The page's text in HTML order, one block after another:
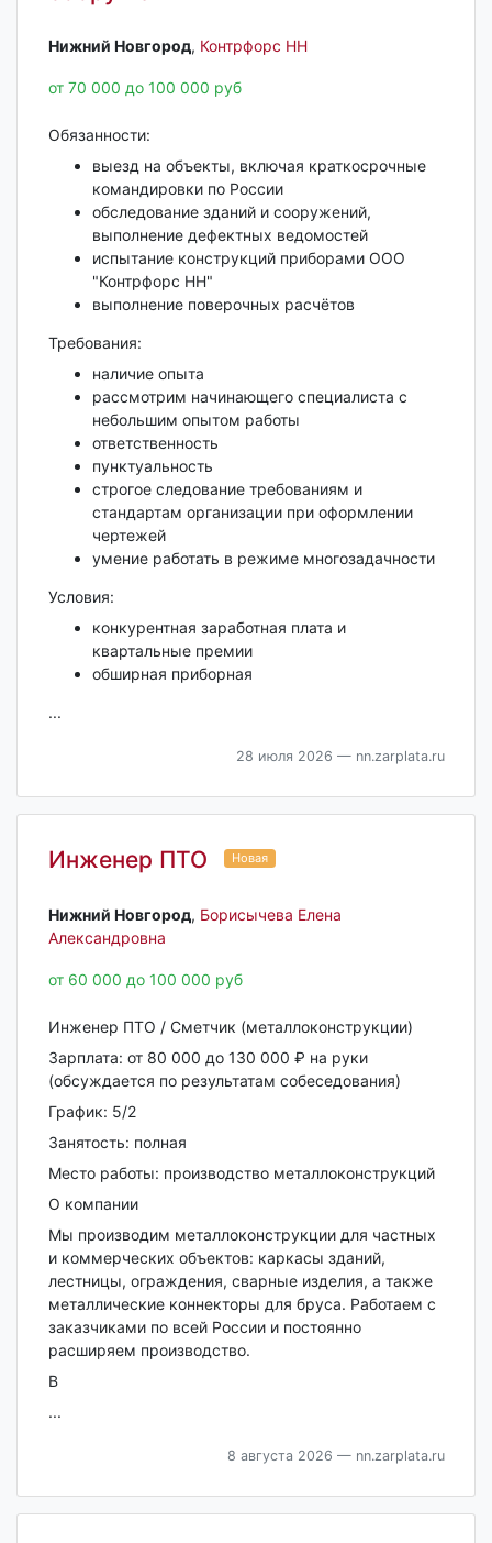
Нижний Новгород‎, Контрфорс НН
от 70 000 до 100 000 руб
Обязанности:
выезд на объекты, включая краткосрочные
командировки по России
обследование зданий и сооружений,
выполнение дефектных ведомостей
испытание конструкций приборами ООО
"Контрфорс НН"
выполнение поверочных расчётов
Требования:
наличие опыта
рассмотрим начинающего специалиста с
небольшим опытом работы
ответственность
пунктуальность
строгое следование требованиям и
стандартам организации при оформлении
чертежей
умение работать в режиме многозадачности
Условия:
конкурентная заработная плата и
квартальные премии
обширная приборная
...
28 июля 2026 — nn.zarplata.ru
Инженер ПТО Новая
Нижний Новгород‎, Борисычева Елена
Александровна
от 60 000 до 100 000 руб
Инженер ПТО / Сметчик (металлоконструкции)
Зарплата: от 80 000 до 130 000 ₽ на руки
(обсуждается по результатам собеседования)
График: 5/2
Занятость: полная
Место работы: производство металлоконструкций
О компании
Мы производим металлоконструкции для частных
и коммерческих объектов: каркасы зданий,
лестницы, ограждения, сварные изделия, а также
металлические коннекторы для бруса. Работаем с
заказчиками по всей России и постоянно
расширяем производство.
В
...
8 августа 2026 — nn.zarplata.ru